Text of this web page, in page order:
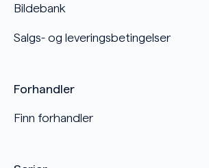
Bildebank
Salgs- og leveringsbetingelser
Forhandler
Finn forhandler